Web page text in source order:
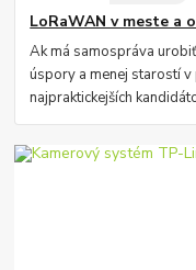
LoRaWAN v meste a
Ak má samospráva
úspory a menej starostí
najpraktickejších